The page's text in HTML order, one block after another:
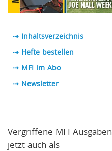
⇢ Inhaltsverzeichnis
⇢ Hefte bestellen
⇢ MFI im Abo
⇢ Newsletter
Vergriffene MFI Ausgaben
jetzt auch als